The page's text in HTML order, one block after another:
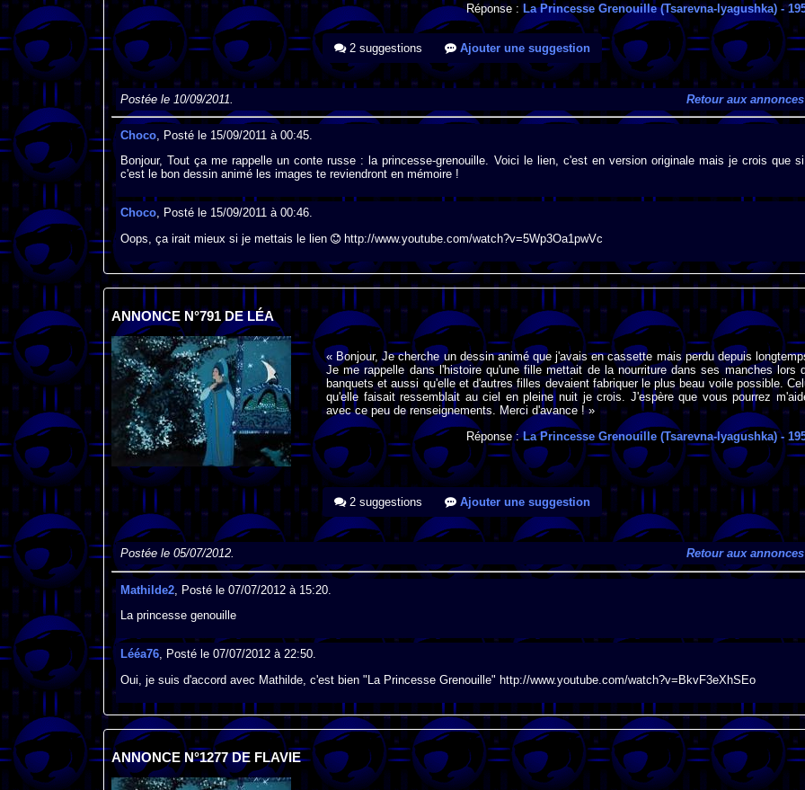
Réponse :La Princesse Grenouille (Tsarevna-lyagushka) -
2 suggestions Ajouter une suggestion
Postée le 10/09/2011. Retour aux annonces
Choco, Posté le 15/09/2011 à 00:45.
Bonjour, Tout ça me rappelle un conte russe : la princesse-grenouille. Voici le lien, c'est en version originale mais je crois que si
c'est le bon dessin animé les images te reviendront en mémoire !
Choco, Posté le 15/09/2011 à 00:46.
Oops, ça irait mieux si je mettais le lien
http://www.youtube.com/watch?v=5Wp3Oa1pwVc
ANNONCE N°791 DE LÉA
« Bonjour, Je cherche un dessin animé que j'avais en cassette mais perdu depuis
Je me rappelle dans l'histoire qu'une fille mettait de la nourriture dans ses manches lors
banquets et aussi qu'elle et d'autres filles devaient fabriquer le plus beau voile possible.
qu'elle faisait ressemblait au ciel en pleine nuit je crois. J'espère que vous pourrez
avec ce peu de renseignements. Merci d'avance ! »
Réponse :La Princesse Grenouille (Tsarevna-lyagushka)-
2 suggestions Ajouter une suggestion
Postée le 05/07/2012. Retour aux annonces
Mathilde2, Posté le 07/07/2012 à 15:20.
La princesse genouille
Lééa76, Posté le 07/07/2012 à 22:50.
Oui, je suis d'accord avec Mathilde, c'est bien "La Princesse Grenouille" http://www.youtube.com/watch?v=BkvF3eXhSEo
ANNONCE N°1277 DE FLAVIE